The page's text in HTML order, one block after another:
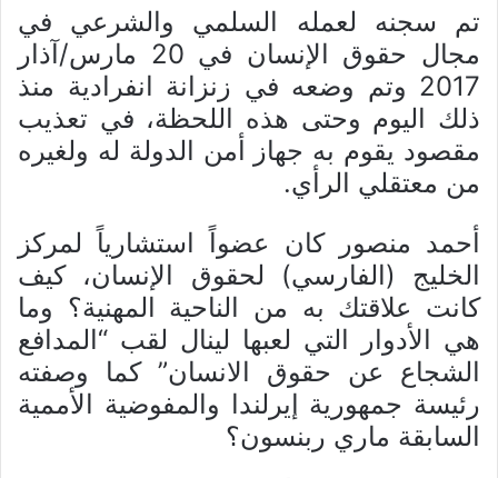
تم سجنه لعمله السلمي والشرعي في
مجال حقوق الإنسان في 20 مارس/آذار
2017 وتم وضعه في زنزانة انفرادية منذ
ذلك اليوم وحتى هذه اللحظة، في تعذيب
مقصود يقوم به جهاز أمن الدولة له ولغيره
من معتقلي الرأي.
أحمد منصور كان عضواً استشارياً لمركز
الخليج (الفارسي) لحقوق الإنسان، كيف
كانت علاقتك به من الناحية المهنية؟ وما
هي الأدوار التي لعبها لينال لقب “المدافع
الشجاع عن حقوق الانسان” كما وصفته
رئيسة جمهورية إيرلندا والمفوضية الأممية
السابقة ماري ربنسون؟